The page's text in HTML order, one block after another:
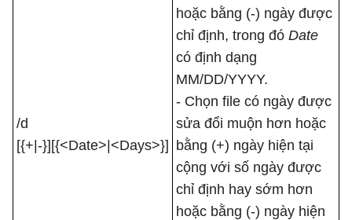
/d
[{+|-}]⁠[{<Date>|⁠<Days>}]
hoặc bằng (-) ngày được
chỉ định, trong đó Date
có định dạng
MM/DD/YYYY.
- Chọn file có ngày được
sửa đổi muộn hơn hoặc
bằng (+) ngày hiện tại
cộng với số ngày được
chỉ định hay sớm hơn
hoặc bằng (-) ngày hiện